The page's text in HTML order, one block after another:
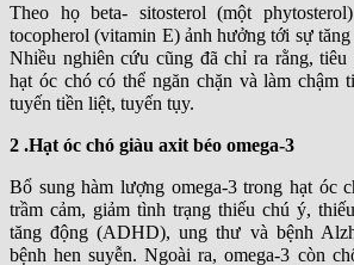
Theo họ beta- sitosterol (một
tocopherol (vitamin E) ảnh hưởng tới sự
Nhiều nghiên cứu cũng đã chỉ ra rằng, tiêu
hạt óc chó có thể ngăn chặn và làm chậm
tuyến tiền liệt, tuyến tụy.
2 .Hạt óc chó giàu axit béo omega-3
Bổ sung hàm lượng omega-3 trong hạt óc
trầm cảm, giảm tình trạng thiếu chú ý,
tăng động (ADHD), ung thư và bệnh
bệnh hen suyễn. Ngoài ra, omega-3 còn